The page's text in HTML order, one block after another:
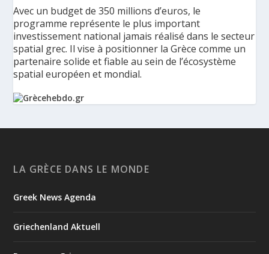
Avec un budget de 350 millions d’euros, le
programme représente le plus important
investissement national jamais réalisé dans le secteur
spatial grec. Il vise à positionner la Grèce comme un
partenaire solide et fiable au sein de l’écosystème
spatial européen et mondial.
350 millions d’euros pour renforcer la sécurité,
l’Intelligence artificielle a présenté les principaux axes de
la Grèce, une initiative de 350 millions d’euros destinée à
LA GRÈCE DANS LE MONDE
Greek News Agenda
Griechenland Aktuell